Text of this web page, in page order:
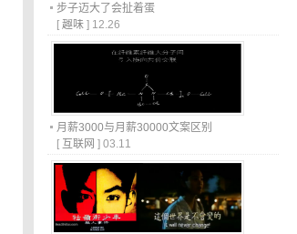
步子迈大了会扯着蛋
[ 趣味 ] 12.26
月薪3000与月薪30000文案区别
[ 互联网 ] 03.11